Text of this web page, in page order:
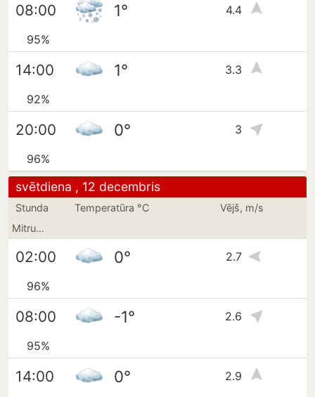
08:00 1° 4.4
95%
14:00 1° 3.3
92%
20:00 0° 3
96%
svētdiena , 12 decembris
Stunda Temperatūra °C
Vējš, m/s
Mitrums
02:00 0° 2.7
96%
08:00 -1° 2.6
95%
14:00 0° 2.9